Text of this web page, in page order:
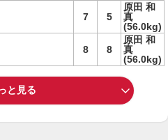
7 5
原田 和
真
(56.0kg)
8 8
原田 和
真
(56.0kg)
と見る